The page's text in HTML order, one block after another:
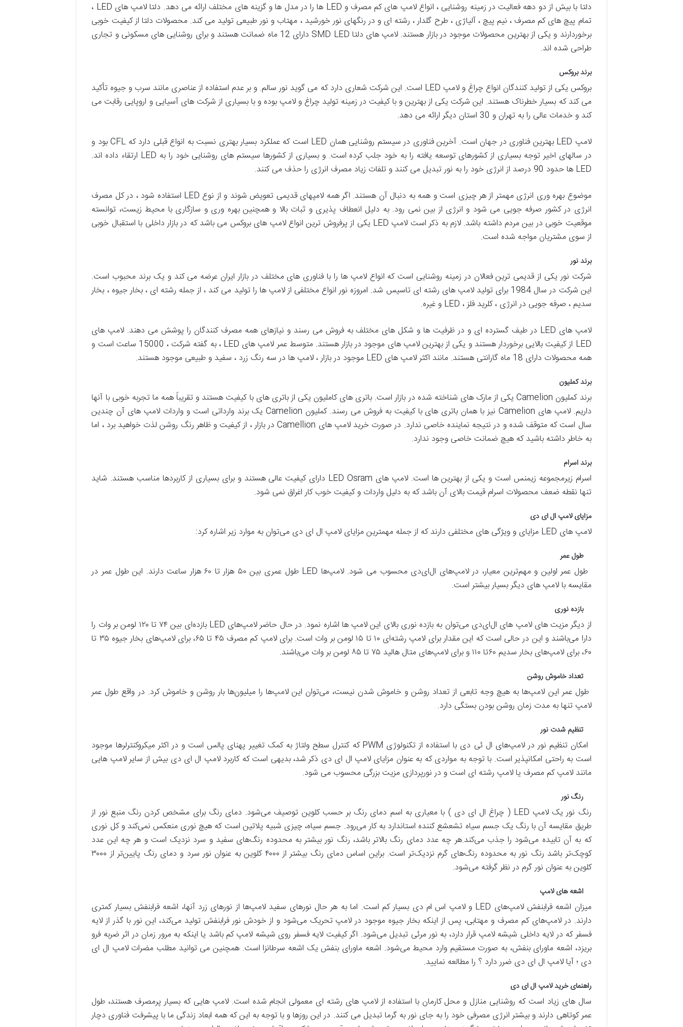
دلتا با بیش از دو دهه فعالیت در زمینه روشنایی ، انواع لامپ های کم مصرف و LED ها را در مدل ها و گزینه های مختلف ارائه می دهد. دلتا لامپ های LED ،
تمام پیچ های کم مصرف ، نیم پیچ ، آلیاژی ، طرح گلدار ، رشته ای و در رنگهای نور خورشید ، مهتاب و نور طبیعی تولید می کند. محصولات دلتا از کیفیت خوبی
برخوردارند و یکی از بهترین محصولات موجود در بازار هستند. لامپ های دلتا SMD LED دارای 12 ماه ضمانت هستند و برای روشنایی های مسکونی و تجاری
طراحی شده اند.
برند بروکس
بروکس یکی از تولید کنندگان انواع چراغ و لامپ LED است. این شرکت شعاری دارد که می گوید نور سالم. و بر عدم استفاده از عناصری مانند سرب و جیوه تأکید
می کند که بسیار خطرناک هستند. این شرکت یکی از بهترین و با کیفیت در زمینه تولید چراغ و لامپ بوده و با بسیاری از شرکت های آسیایی و اروپایی رقابت می
کند و خدمات عالی را به تهران و 30 استان دیگر ارائه می دهد.
لامپ LED بهترین فناوری در جهان است. آخرین فناوری در سیستم روشنایی همان LED است که عملکرد بسیار بهتری نسبت به انواع قبلی دارد که CFL بود و
در سالهای اخیر توجه بسیاری از کشورهای توسعه یافته را به خود جلب کرده است. و بسیاری از کشورها سیستم های روشنایی خود را به LED ارتقاء داده اند.
LED ها حدود 90 درصد از انرژی خود را به نور تبدیل می کنند و تلفات زیاد مصرف انرژی را حذف می کنند.
موضوع بهره وری انرژی مهمتر از هر چیزی است و همه به دنبال آن هستند. اگر همه لامپهای قدیمی تعویض شوند و از نوع LED استفاده شود ، در کل مصرف
انرژی در کشور صرفه جویی می شود و انرژی از بین نمی رود. به دلیل انعطاف پذیری و ثبات بالا و همچنین بهره وری و سازگاری با محیط زیست، توانسته
موقعیت خوبی در بین مردم داشته باشد. لازم به ذکر است لامپ LED یکی از پرفروش ترین انواع لامپ های بروکس می باشد که در بازار داخلی با استقبال خوبی
از سوی مشتریان مواجه شده است.
برند نور
شرکت نور یکی از قدیمی ترین فعالان در زمینه روشنایی است که انواع لامپ ها را با فناوری های مختلف در بازار ایران عرضه می کند و یک برند محبوب است.
این شرکت در سال 1984 برای تولید لامپ های رشته ای تاسیس شد. امروزه نور انواع مختلفی از لامپ ها را تولید می کند ، از جمله رشته ای ، بخار جیوه ، بخار
سدیم ، صرفه جویی در انرژی ، کلرید فلز ، LED و غیره.
لامپ های LED در طیف گسترده ای و در ظرفیت ها و شکل های مختلف به فروش می رسند و نیازهای همه مصرف کنندگان را پوشش می دهند. لامپ های
LED از کیفیت بالایی برخوردار هستند و یکی از بهترین لامپ های موجود در بازار هستند. متوسط عمر لامپ های LED ، به گفته شرکت ، 15000 ساعت است و
همه محصولات دارای 18 ماه گارانتی هستند. مانند اکثر لامپ های LED موجود در بازار ، لامپ ها در سه رنگ زرد ، سفید و طبیعی موجود هستند.
برند کملیون
برند کملیون Camelion یکی از مارک های شناخته شده در بازار است. باتری های کاملیون یکی از باتری های با کیفیت هستند و تقریباً همه ما تجربه خوبی با آنها
داریم. لامپ های Camelion نیز با همان باتری های با کیفیت به فروش می رسند. کملیون Camelion یک برند وارداتی است و واردات لامپ های آن چندین
سال است که متوقف شده و در نتیجه نماینده خاصی ندارد. در صورت خرید لامپ های Camellion در بازار ، از کیفیت و ظاهر رنگ روشن لذت خواهید برد ، اما
به خاطر داشته باشید که هیچ ضمانت خاصی وجود ندارد.
برند اسرام
اسرام زیرمجموعه زیمنس است و یکی از بهترین ها است. لامپ های LED Osram دارای کیفیت عالی هستند و برای بسیاری از کاربردها مناسب هستند. شاید
تنها نقطه ضعف محصولات اسرام قیمت بالای آن باشد که به دلیل واردات و کیفیت خوب کار اغراق نمی شود.
مزایای لامپ‌ ال ای دی
لامپ های LED مزایای و ویژگی های مختلفی دارند که از جمله مهمترین مزایای لامپ ال ای دی می‌توان به موارد زیر اشاره کرد:
طول عمر
طول عمر اولین و مهم‌ترین معیار، در لامپ‌های ال‌ای‌دی محسوب می شود. لامپ‌ها LED طول عمری بین ۵۰ هزار تا ۶۰ هزار ساعت دارند. این طول عمر در
مقایسه با لامپ های دیگر بسیار بیشتر است.
بازده نوری
از دیگر مزیت های لامپ های ال‌ای‌دی می‌توان به بازده نوری بالای این لامپ ها اشاره نمود. در حال حاضر لامپ‌های LED بازده‌ای بین ۷۴ تا ۱۲۰ لومن بر وات را
دارا می‌باشند و این در حالی است که این مقدار برای لامپ‌ رشته‌ای ۱۰ تا ۱۵ لومن بر وات است. برای لامپ‌ کم ‌مصرف ۴۵ تا ۶۵، برای لامپ‌های بخار جیوه ۳۵ تا
۶۰، برای لامپ‌های بخار سدیم ۶۰تا ۱۱۰ و برای لامپ‌های متال هالید ۷۵ تا ۸۵ لومن بر وات می‌باشند.
تعداد خاموش روشن
طول عمر این لامپ‌ها به هیچ وجه تابعی از تعداد روشن و خاموش شدن نیست، می‌توان این لامپ‌ها را میلیون‌ها بار روشن و خاموش کرد. در واقع طول عمر
لامپ تنها به مدت زمان روشن بودن بستگی دارد.
تنظیم شدت نور
امکان تنظیم نور در لامپ‌های ال ئی دی با استفاده از تکنولوژی PWM که کنترل سطح ولتاژ به کمک تغییر پهنای پالس است و در اکثر میکروکنترلرها موجود
است به راحتی امکانپذیر است. با توجه به مواردی که به عنوان مزایای لامپ ال ای دی ذکر شد، بدیهی است که کاربرد لامپ ال ای دی بیش از سایر لامپ هایی
مانند لامپ کم مصرف یا لامپ رشته ای است و در نورپردازی مزیت بزرگی محسوب می شود.
رنگ نور
رنگ نور یک لامپ LED ( چراغ ال ای دی ) با معیاری به اسم دمای رنگ بر حسب کلوین توصیف می‌شود. دمای رنگ برای مشخص کردن رنگ منبع نور از
طریق مقایسه آن با رنگ یک جسم سیاه تشعشع ‌کننده استاندارد به کار می‌رود. جسم سیاه، چیزی شبیه پلاتین است که هیچ نوری منعکس نمی‌کند و کل نوری
که به آن تابیده می‌شود را جذب می‌کند.هر چه عدد دمای رنگ بالاتر باشد، رنگ نور بیشتر به محدوده رنگ‌های سفید و سرد نزدیک است و هر چه این عدد
کوچک‌تر باشد رنگ نور به محدوده رنگ‌های گرم نزدیک‌تر است. براین اساس دمای رنگ بیشتر از ۴۰۰۰ کلوین به عنوان نور سرد و دمای رنگ پایین‌تر از ۳۰۰۰
کلوین به عنوان نور گرم در نظر گرفته می‌شود.
اشعه های لامپ
میزان اشعه فرابنفش لامپ‌های LED و لامپ اس ام دی بسیار کم است. اما به هر حال نورهای سفید لامپ‌ها از نورهای زرد آنها، اشعه فرابنفش بسیار کمتری
دارند. در لامپ‌های کم مصرف و مهتابی، پس از اینکه بخار جیوه موجود در لامپ تحریک می‌شود و از خودش نور فرابنفش تولید می‌کند، این نور با گذر از لایه
فسفر که در لایه داخلی شیشه لامپ قرار دارد، به نور مرئی تبدیل می‌شود. اگر کیفیت لایه فسفر روی شیشه لامپ کم باشد یا اینکه به مرور زمان در اثر ضربه فرو
بریزد، اشعه ماورای بنفش، به صورت مستقیم وارد محیط می‌شود. اشعه ماورای بنفش یک اشعه سرطانزا است. همچنین می توانید مطلب مضرات لامپ ال ای
دی ؛ آیا لامپ ال ای دی ضرر دارد ؟ را مطالعه نمایید.
راهنمای خرید لامپ ال ای دی
سال های زیاد است که روشنایی منازل و محل کارمان با استفاده از لامپ های رشته ای معمولی انجام شده است. لامپ هایی که بسیار پرمصرف هستند، طول
عمر کوتاهی دارند و بیشتر انرژی مصرفی خود را به جای نور به گرما تبدیل می کنند. در این روزها و با توجه به این که همه ابعاد زندگی ما با پیشرفت فناوری دچار